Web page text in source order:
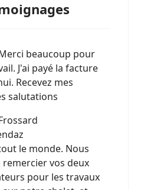
beaucoup pour
J'ai payé la facture
Recevez mes
salutations
le monde. Nous
remercier vos deux
pour les travaux